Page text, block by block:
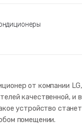
от компании
качественной, и
устройство станет
помещении.